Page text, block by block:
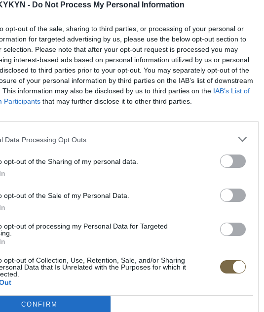
- Do Not Process My Personal Information
opt-out of the sale, sharing to third parties, or processing of your personal or
for targeted advertising by us, please use the below opt-out section to
selection. Please note that after your opt-out request is processed you may
interest-based ads based on personal information utilized by us or personal
to third parties prior to your opt-out. You may separately opt-out of the
of your personal information by third parties on the IAB’s list of downstream
This information may also be disclosed by us to third parties on the IAB’s List of
Participants that may further disclose it to other third parties.
Data Processing Opt Outs
opt-out of the Sharing of my personal data.
opt-out of the Sale of my Personal Data.
opt-out of processing my Personal Data for Targeted
opt-out of Collection, Use, Retention, Sale, and/or Sharing
Data that Is Unrelated with the Purposes for which it
CONFIRM
Látkové kreslo
opierkou